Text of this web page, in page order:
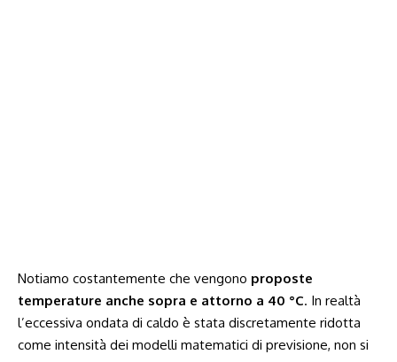
Notiamo costantemente che vengono proposte
temperature anche sopra e attorno a 40 °C. In realtà
l’eccessiva ondata di caldo è stata discretamente ridotta
come intensità dei modelli matematici di previsione, non si